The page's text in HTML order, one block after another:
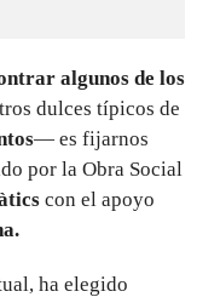
algunos de los
dulces típicos de
— es fijarnos
por la Obra Social
con el apoyo
ha elegido